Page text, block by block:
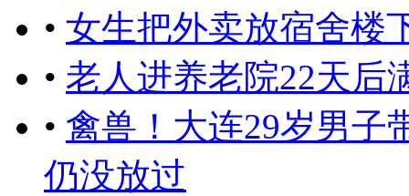
• 女生把外卖放宿舍楼
• 老人进养老院22天后
• 禽兽！大连29岁男子
仍没放过